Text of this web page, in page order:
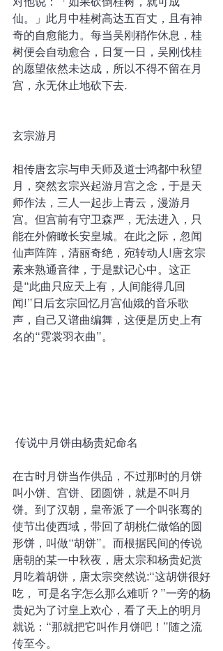
仙。」此月中桂树高达五百丈，且有神
奇的自愈能力。每当吴刚稍作休息，桂
树便会自动愈合，日复一日，吴刚伐桂
的愿望依然未达成，所以不得不留在月
宫，永无休止地砍下去.
玄宗游月
相传唐玄宗与申天师及道士鸿都中秋望
月，突然玄宗兴起游月宫之念，于是天
师作法，三人一起步上青云，漫游月
宫。但宫前有守卫森严，无法进入，只
能在外俯瞰长安皇城。在此之际，忽闻
仙声阵阵，清丽奇绝，宛转动人!唐玄宗
素来熟通音律，于是默记心中。这正
是“此曲只应天上有，人间能得几回
闻!”日后玄宗回忆月宫仙娥的音乐歌
声，自己又谱曲编舞，这便是历史上有
名的“霓裳羽衣曲”。
传说中月饼由杨贵妃命名
在古时月饼当作供品，不过那时的月饼
叫小饼、宫饼、团圆饼，就是不叫月
饼。到了汉朝，皇帝派了一个叫张骞的
使节出使西域，带回了胡桃仁做馅的圆
形饼，叫做“胡饼”。而根据民间的传说
唐朝的某一中秋夜，唐太宗和杨贵妃赏
月吃着胡饼，唐太宗突然说:“这胡饼很好
吃， 可是名字怎么那么难听？”一旁的杨
贵妃为了讨皇上欢心，看了天上的明月
就说：“那就把它叫作月饼吧！”随之流
传至今。